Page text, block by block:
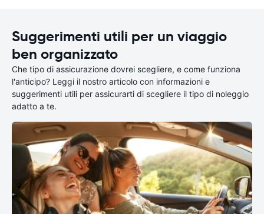
Suggerimenti utili per un viaggio
ben organizzato
Che tipo di assicurazione dovrei scegliere, e come funziona
l'anticipo? Leggi il nostro articolo con informazioni e
suggerimenti utili per assicurarti di scegliere il tipo di noleggio
adatto a te.